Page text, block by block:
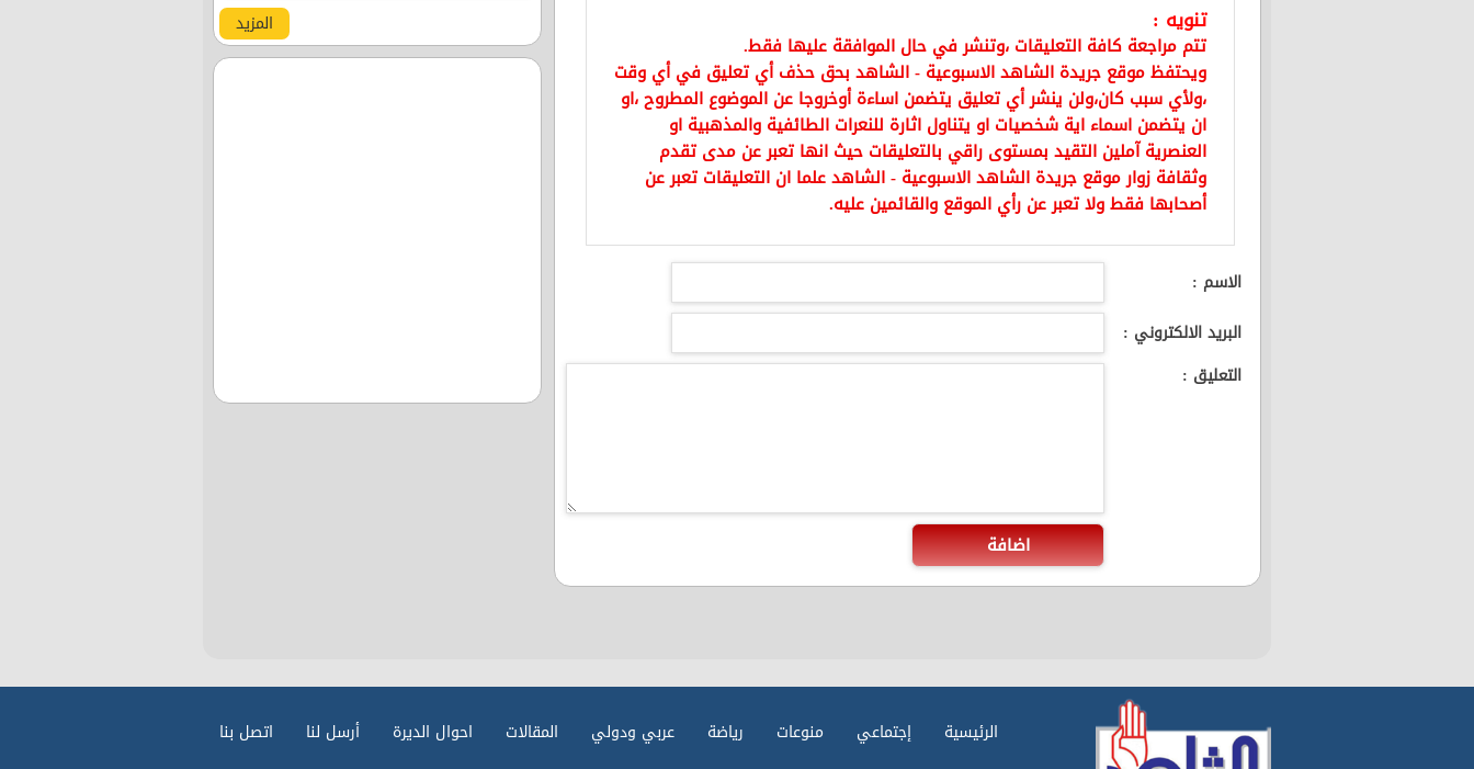
تنويه :
تتم مراجعة كافة التعليقات ،وتنشر في حال الموافقة عليها فقط.
ويحتفظ موقع جريدة الشاهد الاسبوعية - الشاهد بحق حذف أي تعليق في أي وقت
،ولأي سبب كان،ولن ينشر أي تعليق يتضمن اساءة أوخروجا عن الموضوع المطروح ،او
ان يتضمن اسماء اية شخصيات او يتناول اثارة للنعرات الطائفية والمذهبية او
العنصرية آملين التقيد بمستوى راقي بالتعليقات حيث انها تعبر عن مدى تقدم
وثقافة زوار موقع جريدة الشاهد الاسبوعية - الشاهد علما ان التعليقات تعبر عن
أصحابها فقط ولا تعبر عن رأي الموقع والقائمين عليه.
الاسم :
البريد الالكتروني :
التعليق :
اضافة
المزيد
الرئيسية إجتماعي منوعات رياضة عربي ودولي المقالات احوال الديرة أرسل لنا اتصل بنا